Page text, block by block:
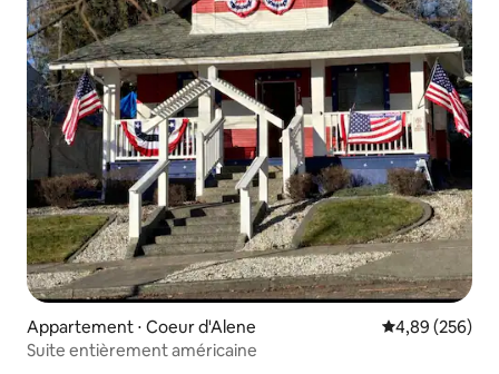
Appartement ⋅ Coeur d'Alene Évaluation
4,89 (256)
Suite entièrement américaine